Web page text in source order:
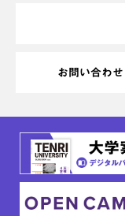
お問い合わせ